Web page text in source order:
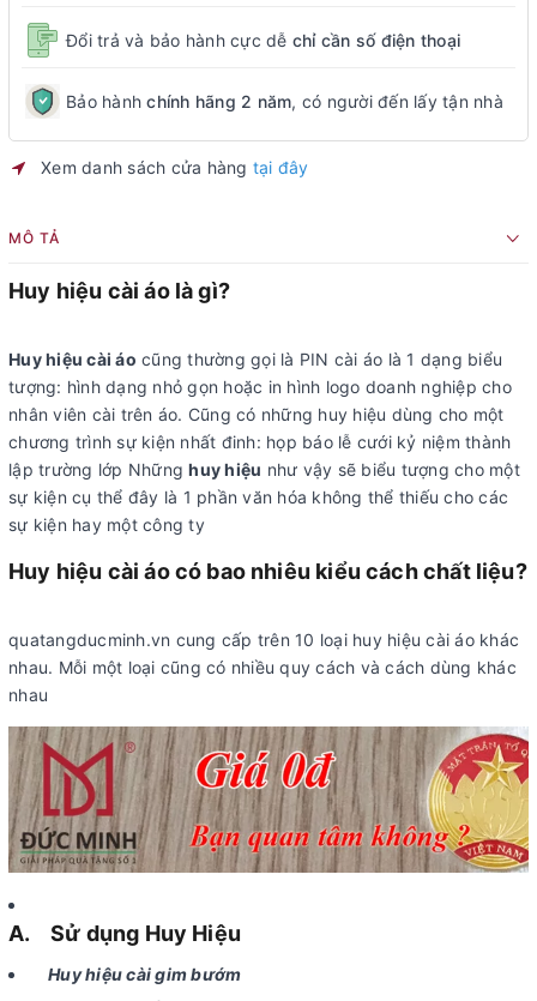
Đổi trả và bảo hành cực dễ chỉ cần số điện thoại
Bảo hànhchính hãng 2 năm, có người đến lấy tận nhà
Xem danh sách cửa hàng tại đây
MÔ TẢ
Huy hiệu cài áo là gì?
Huy hiệu cài áo cũng thường gọi là PIN cài áo là 1 dạng biểu
tượng: hình dạng nhỏ gọn hoặc in hình logo doanh nghiệp cho
nhân viên cài trên áo. Cũng có những huy hiệu dùng cho một
chương trình sự kiện nhất đinh: họp báo lễ cưới kỷ niệm thành
lập trường lớp Nhữnghuy hiệu như vậy sẽ biểu tượng cho một
sự kiện cụ thể đây là 1 phần văn hóa không thể thiếu cho các
sự kiện hay một công ty
Huy hiệu cài áo có bao nhiêu kiểu cách chất liệu?
quatangducminh.vn cung cấp trên 10 loại huy hiệu cài áo khác
nhau. Mỗi một loại cũng có nhiều quy cách và cách dùng khác
nhau
A. Sử dụng Huy Hiệu
Huy hiệu cài gim bướm